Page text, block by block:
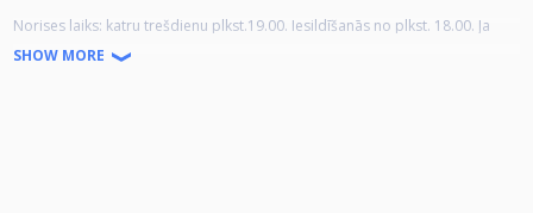
Norises laiks: katru trešdienu plkst.19.00. Iesildīšanās no plkst. 18.00. Ja
dalībnieks kavēs turnīru, par to obligāti ir jāinformē turnīra vadītājs un
ierašanās laiku. Ja dalībnieks kavē vairāk par 30 min, turnīra vadītājs ir
SHOW MORE